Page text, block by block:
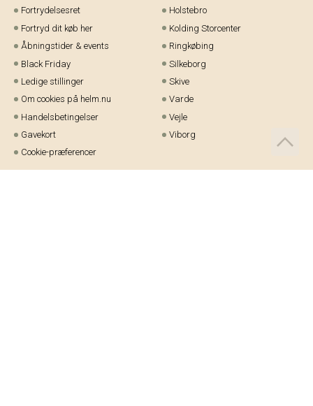
Fortrydelsesret
Fortryd dit køb her
Åbningstider & events
Black Friday
Ledige stillinger
Om cookies på helm.nu
Handelsbetingelser
Gavekort
Cookie-præferencer
Holstebro
Kolding Storcenter
Ringkøbing
Silkeborg
Skive
Varde
Vejle
Viborg